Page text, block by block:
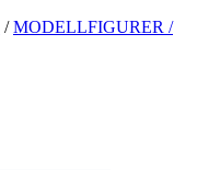
/MODELLFIGURER /